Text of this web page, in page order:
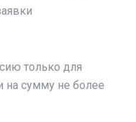
только для
на сумму не более